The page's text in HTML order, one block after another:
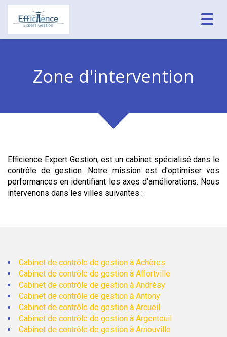
Zone d'intervention
Efficience Expert Gestion, est un cabinet spécialisé dans le
contrôle de gestion. Notre mission est d'optimiser vos
performances en identifiant les axes d'améliorations. Nous
intervenons dans les villes suivantes :
Cabinet de contrôle de gestion à Achères
Cabinet de contrôle de gestion à Alfortville
Cabinet de contrôle de gestion à Andrésy
Cabinet de contrôle de gestion à Antony
Cabinet de contrôle de gestion à Arcueil
Cabinet de contrôle de gestion à Argenteuil
Cabinet de contrôle de gestion à Arnouville